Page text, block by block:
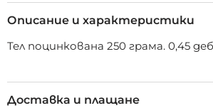
Описание и характеристики
Тел поцинкована 250 грама. 0,45
Доставка и плащане